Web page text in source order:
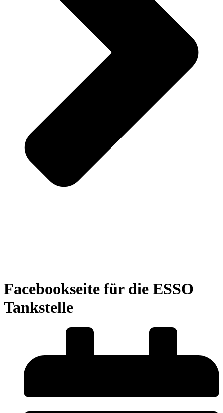
Facebookseite für die ESSO
Tankstelle